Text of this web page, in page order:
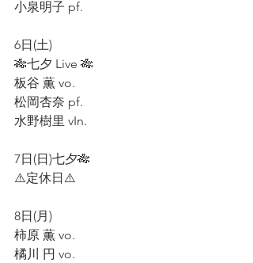
小泉明子 pf.
6日(土)
🎋七夕 Live 🎋
板谷 薫 vo.
松岡杏奈 pf.
水野樹里 vIn.
7日(日)七夕🎋
⚠️定休日⚠️
8日(月)
柿原 薫 vo.
橘川 円 vo.